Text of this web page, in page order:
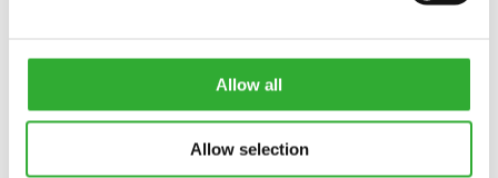
Allow all
Allow selection